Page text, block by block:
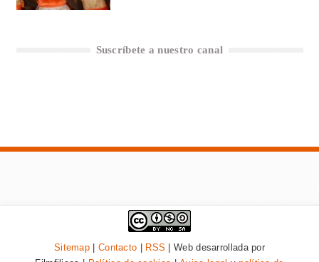
Suscríbete a nuestro canal
Sitemap Contacto RSS | Web desarrollada por